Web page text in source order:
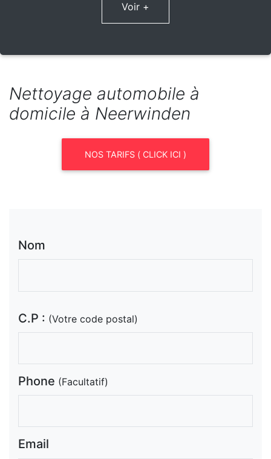
Voir +
Nettoyage automobile à
domicile à Neerwinden
NOS TARIFS ( CLICK ICI )
Nom
C.P : (Votre code postal)
Phone (Facultatif)
Email